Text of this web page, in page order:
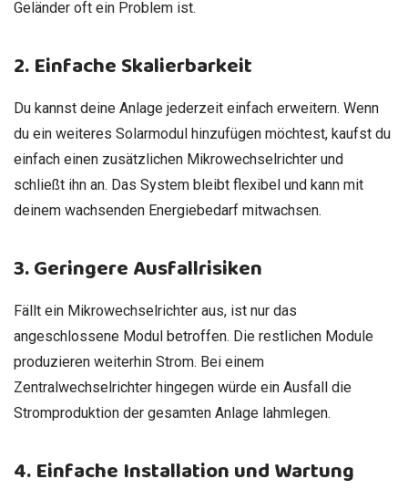
Geländer oft ein Problem ist.
2. Einfache Skalierbarkeit
Du kannst deine Anlage jederzeit einfach erweitern. Wenn
du ein weiteres Solarmodul hinzufügen möchtest, kaufst du
einfach einen zusätzlichen Mikrowechselrichter und
schließt ihn an. Das System bleibt flexibel und kann mit
deinem wachsenden Energiebedarf mitwachsen.
3. Geringere Ausfallrisiken
Fällt ein Mikrowechselrichter aus, ist nur das
angeschlossene Modul betroffen. Die restlichen Module
produzieren weiterhin Strom. Bei einem
Zentralwechselrichter hingegen würde ein Ausfall die
Stromproduktion der gesamten Anlage lahmlegen.
4. Einfache Installation und Wartung